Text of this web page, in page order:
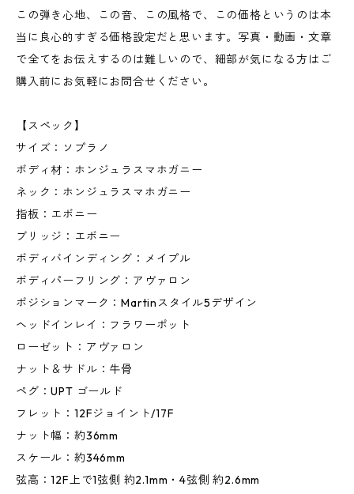
この弾き心地、この音、この風格で、この価格というのは本
当に良心的すぎる価格設定だと思います。写真・動画・文章
で全てをお伝えするのは難しいので、細部が気になる方はご
購入前にお気軽にお問合せください。
【スペック】
サイズ：ソプラノ
ボディ材：ホンジュラスマホガニー
ネック：ホンジュラスマホガニー
指板：エボニー
ブリッジ：エボニー
ボディバインディング：メイプル
ボディパーフリング：アヴァロン
ポジションマーク：Martinスタイル5デザイン
ヘッドインレイ：フラワーポット
ローゼット：アヴァロン
ナット＆サドル：牛骨
ペグ：UPT ゴールド
フレット：12Fジョイント/17F
ナット幅：約36mm
スケール：約346mm
弦高：12F上で1弦側 約2.1mm・4弦側 約2.6mm